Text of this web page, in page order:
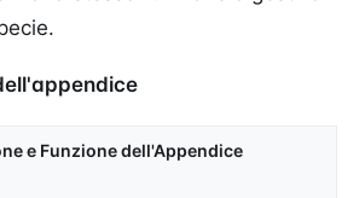
e Funzione dell'Appendice